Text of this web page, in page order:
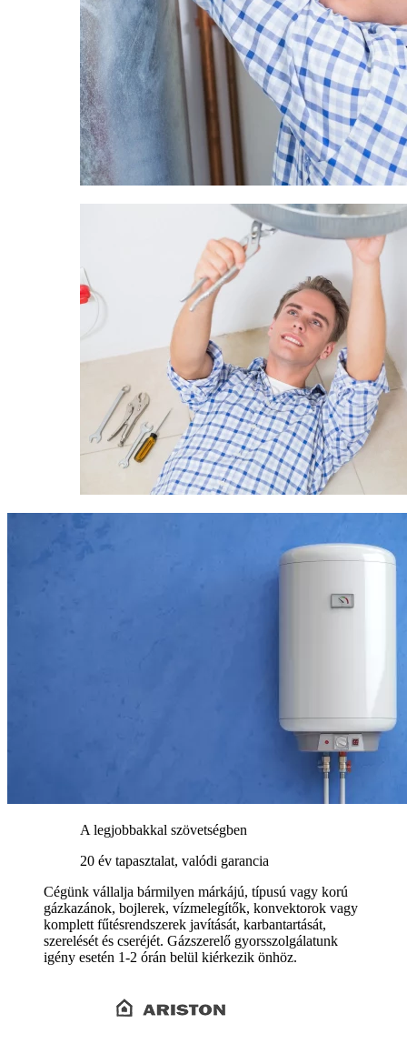
A legjobbakkal szövetségben
20 év tapasztalat, valódi garancia
Cégünk vállalja bármilyen márkájú, típusú vagy korú
gázkazánok, bojlerek, vízmelegítők, konvektorok vagy
komplett fűtésrendszerek javítását, karbantartását,
szerelését és cseréjét. Gázszerelő gyorsszolgálatunk
igény esetén 1-2 órán belül kiérkezik önhöz.